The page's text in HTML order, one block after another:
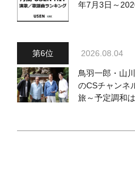
年7月3日～
2026.08.04
鳥羽一郎・山
のCSチャンネ
旅～予定調和